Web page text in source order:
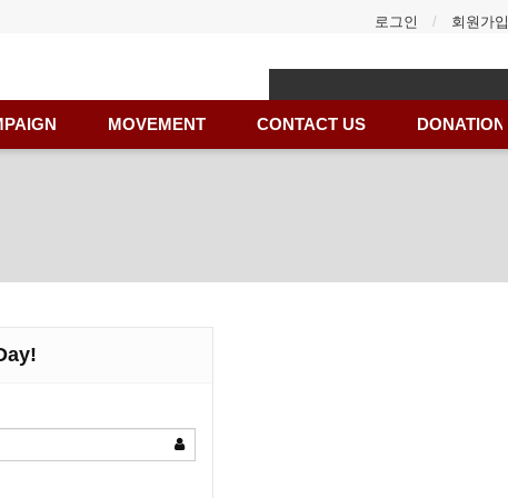
로그인 회원가입
MOVEMENT CONTACT US DONATION